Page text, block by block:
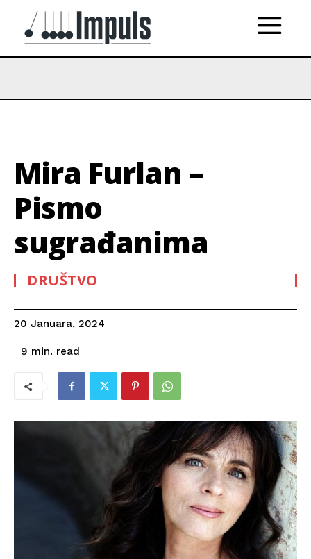
Mira Furlan –
Pismo
sugrađanima
DRUŠTVO
20 Januara, 2024
9 min. read